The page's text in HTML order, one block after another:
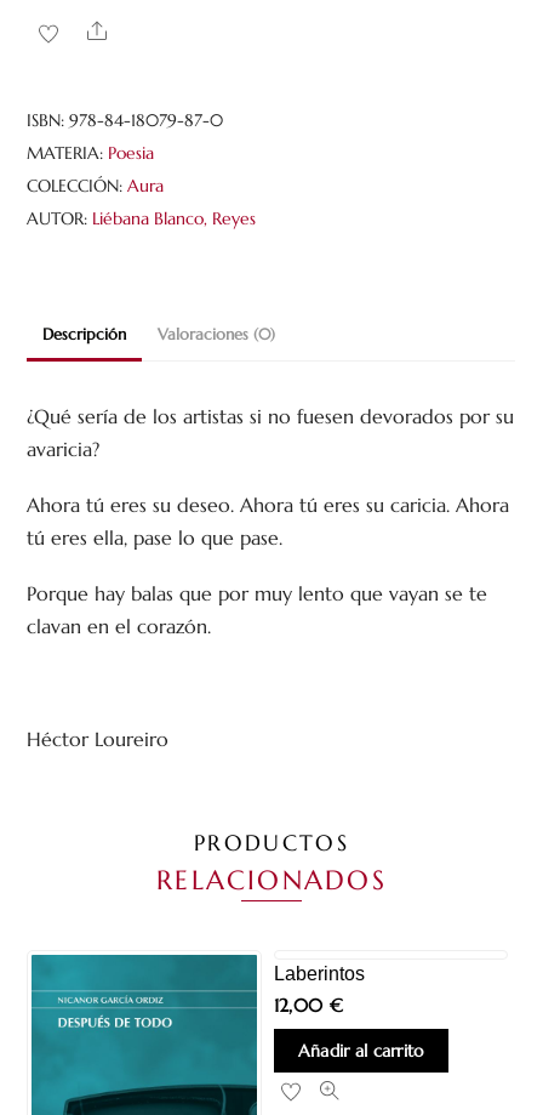
matarnos
Share
ISBN:978-84-18079-87-0
MATERIA: Poesia
COLECCIÓN:Aura
AUTOR: Liébana Blanco, Reyes
Descripción Valoraciones (0)
¿Qué sería de los artistas si no fuesen devorados por su
avaricia?
Ahora tú eres su deseo. Ahora tú eres su caricia. Ahora
tú eres ella, pase lo que pase.
Porque hay balas que por muy lento que vayan se te
clavan en el corazón.
Héctor Loureiro
PRODUCTOS
RELACIONADOS
Laberintos
12,00 €
Añadir al carrito